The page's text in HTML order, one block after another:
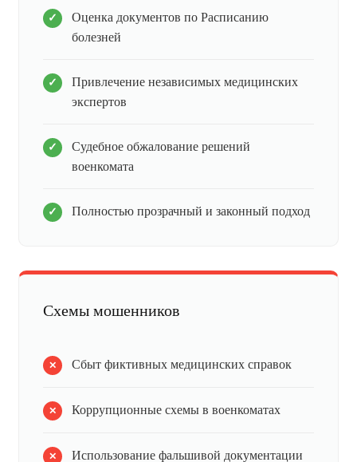
Оценка документов по Расписанию
болезней
Привлечение независимых медицинских
экспертов
Судебное обжалование решений
военкомата
Полностью прозрачный и законный подход
Схемы мошенников
Сбыт фиктивных медицинских справок
Коррупционные схемы в военкоматах
Использование фальшивой документации